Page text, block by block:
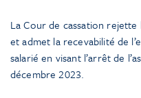
La Cour de cassation
et admet la recevabilité de
salarié en visant l’arrêt de
décembre 2023.